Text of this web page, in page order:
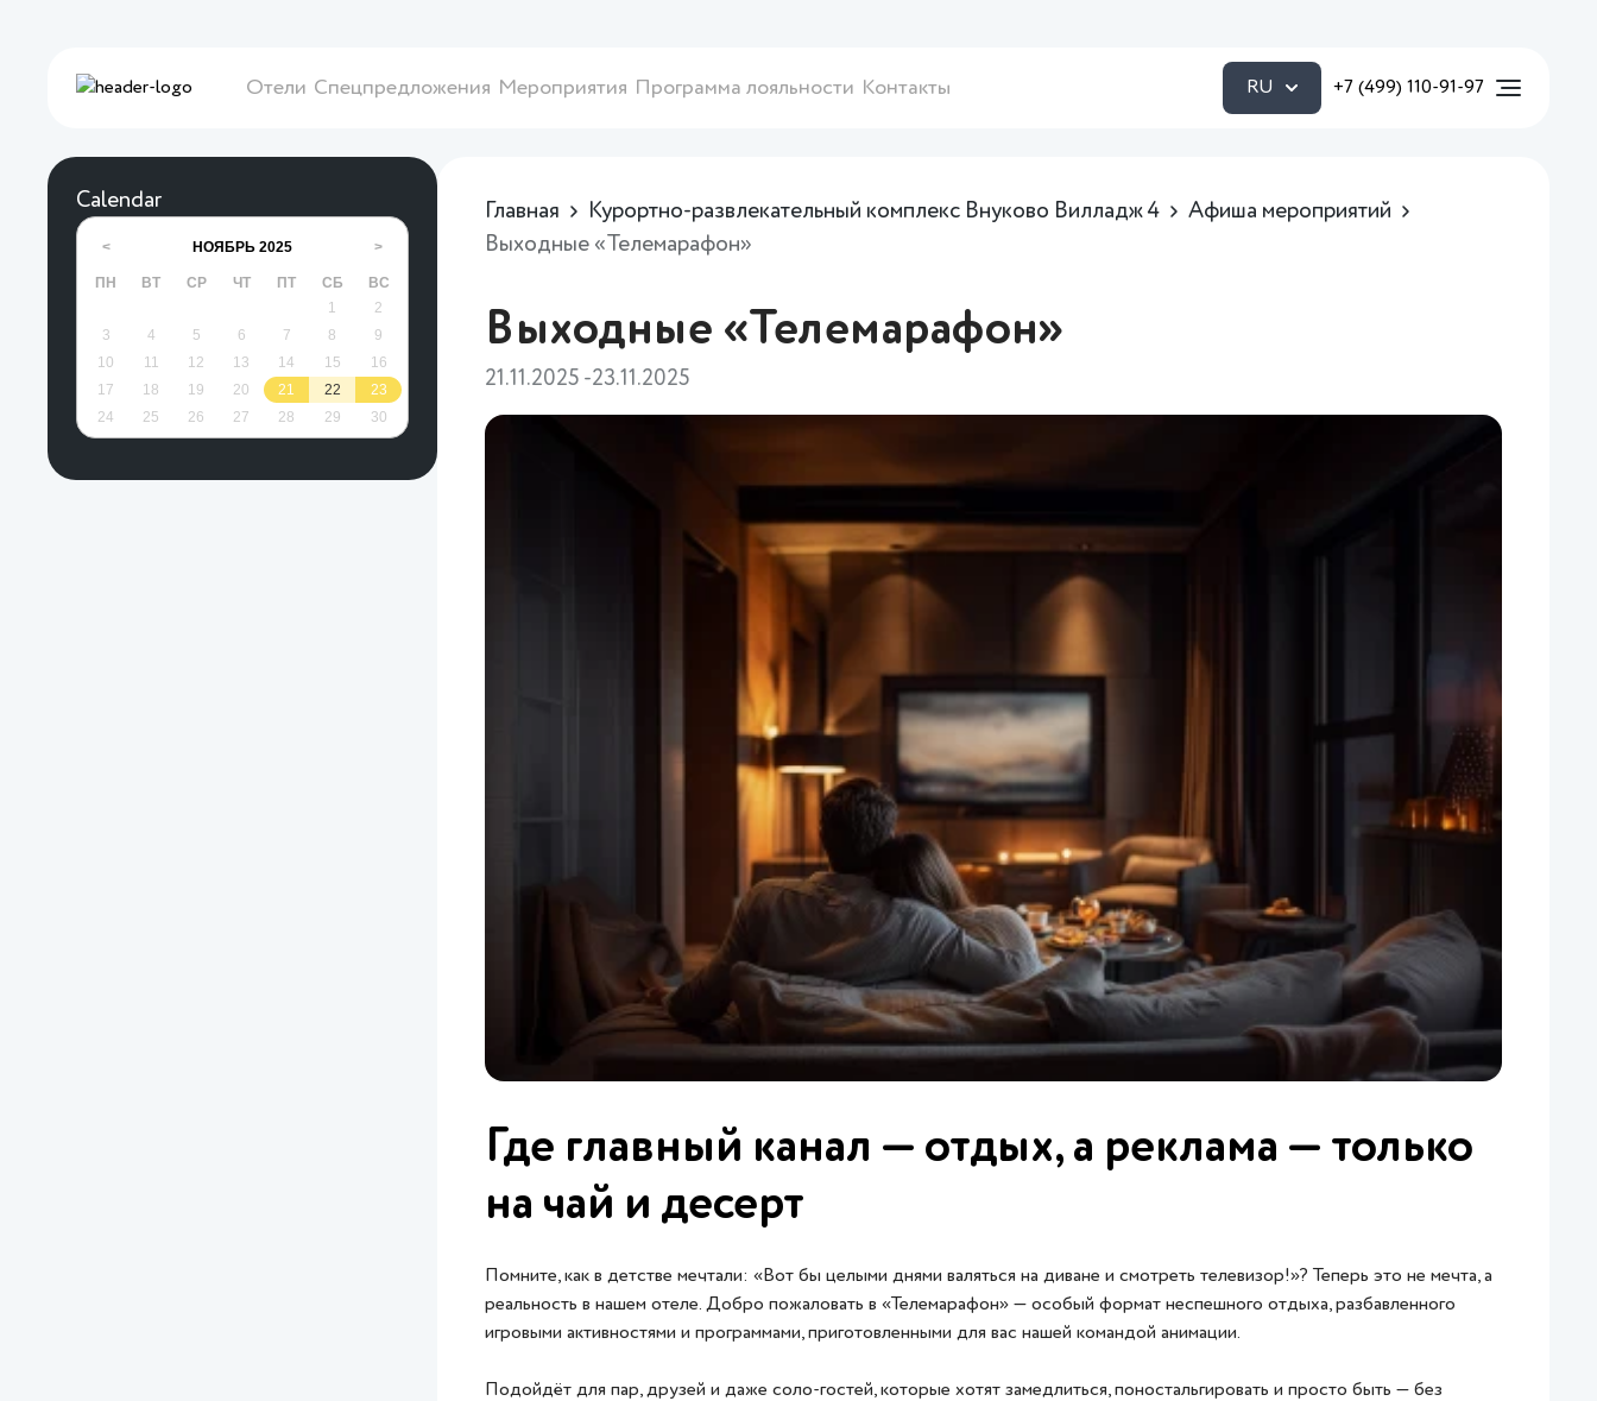
Отели Спецпредложения Мероприятия Программа лояльности Контакты RU +7 (499) 110-91-97
Calendar
< НОЯБРЬ 2025 >
ПН ВТ СР ЧТ ПТ СБ
ВС
1
2
3
4 5 6 7 8
9
10
11 12 13 14 15
16
17
18 19 20 21 22
23
24
25 26 27 28 29 30
Главная Курортно-развлекательный комплекс Внуково Вилладж 4
Афиша мероприятий
Выходные «Телемарафон»
Выходные «Телемарафон»
21.11.2025 -23.11.2025
Где главный канал — отдых, а реклама — только
на чай и десерт
Помните, как в детстве мечтали: «Вот бы целыми днями валяться на диване и смотреть телевизор!»? Теперь это не мечта, а
реальность в нашем отеле. Добро пожаловать в «Телемарафон» — особый формат неспешного отдыха, разбавленного
игровыми активностями и программами, приготовленными для вас нашей командой анимации.
Подойдёт для пар, друзей и даже соло-гостей, которые хотят замедлиться, поностальгировать и просто быть — без